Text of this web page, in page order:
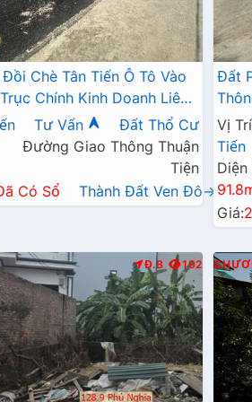
Chè Tân Tiến Ô Tô Vào
Chính Kinh Doanh Liên
QL21ATư Vấn
Đất Thổ Cư
Đường Giao Thông Thuận
Tiện
Có Sổ Thành Đất Ven Đô→
Đất
Vị
Tiến
Diện
Giá:
Đ.B 192